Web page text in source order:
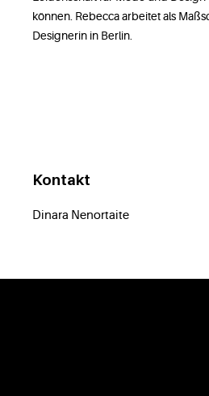
können. Rebecca arbeitet als
Designerin in Berlin.
Kontakt
Dinara Nenortaite